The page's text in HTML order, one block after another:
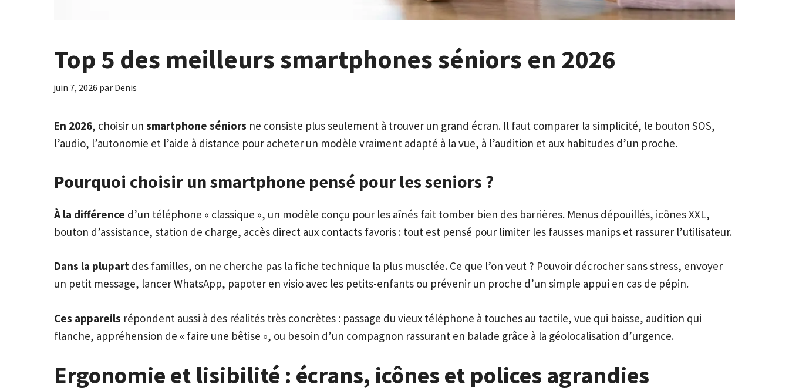
Top 5 des meilleurs smartphones séniors en 2026
juin 7, 2026 par Denis
En 2026, choisir un smartphone séniors ne consiste plus seulement à trouver un grand écran. Il faut comparer la simplicité, le bouton SOS,
l’audio, l’autonomie et l’aide à distance pour acheter un modèle vraiment adapté à la vue, à l’audition et aux habitudes d’un proche.
Pourquoi choisir un smartphone pensé pour les seniors ?
À la différence d’un téléphone « classique », un modèle conçu pour les aînés fait tomber bien des barrières. Menus dépouillés, icônes XXL,
bouton d’assistance, station de charge, accès direct aux contacts favoris : tout est pensé pour limiter les fausses manips et rassurer l’utilisateur.
Dans la plupart des familles, on ne cherche pas la fiche technique la plus musclée. Ce que l’on veut ? Pouvoir décrocher sans stress, envoyer
un petit message, lancer WhatsApp, papoter en visio avec les petits-enfants ou prévenir un proche d’un simple appui en cas de pépin.
Ces appareils répondent aussi à des réalités très concrètes : passage du vieux téléphone à touches au tactile, vue qui baisse, audition qui
flanche, appréhension de « faire une bêtise », ou besoin d’un compagnon rassurant en balade grâce à la géolocalisation d’urgence.
Ergonomie et lisibilité : écrans, icônes et polices agrandies